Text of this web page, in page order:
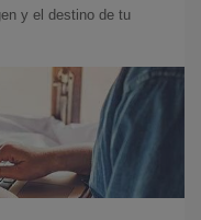
y el destino de tu